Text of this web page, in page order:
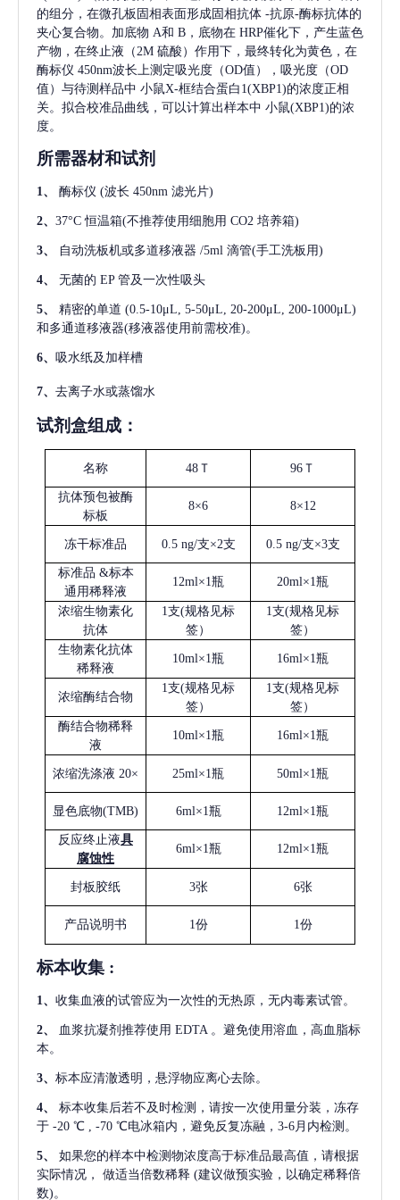
的组分，在微孔板固相表面形成固相抗体 -抗原-酶标抗体的
夹心复合物。加底物 A和 B，底物在 HRP催化下，产生蓝色
产物，在终止液（2M 硫酸）作用下，最终转化为黄色，在
酶标仪 450nm波长上测定吸光度（OD值），吸光度（OD
值）与待测样品中 小鼠X-框结合蛋白1(XBP1)的浓度正相
关。拟合校准品曲线，可以计算出样本中 小鼠(XBP1)的浓
度。
所需器材和试剂
1、 酶标仪 (波长 450nm 滤光片)
2、 37°C 恒温箱(不推荐使用细胞用 CO2 培养箱)
3、 自动洗板机或多道移液器 /5ml 滴管(手工洗板用)
4、 无菌的 EP 管及一次性吸头
5、 精密的单道 (0.5-10μL, 5-50μL, 20-200μL, 200-1000μL)
和多通道移液器(移液器使用前需校准)。
6、 吸水纸及加样槽
7、 去离子水或蒸馏水
试剂盒组成：
名称 48Ｔ 96Ｔ
抗体预包被酶
标板
8×6 8×12
冻干标准品 0.5 ng/支×2支 0.5 ng/支×3支
标准品 &标本
通用稀释液
12ml×1瓶 20ml×1瓶
浓缩生物素化
抗体
1支(规格见标
签）
1支(规格见标
签）
生物素化抗体
稀释液
10ml×1瓶 16ml×1瓶
浓缩酶结合物
1支(规格见标
签）
1支(规格见标
签）
酶结合物稀释
液
10ml×1瓶 16ml×1瓶
浓缩洗涤液 20× 25ml×1瓶 50ml×1瓶
显色底物(TMB) 6ml×1瓶 12ml×1瓶
反应终止液具
腐蚀性
6ml×1瓶 12ml×1瓶
封板胶纸 3张 6张
产品说明书 1份 1份
标本收集 :
1 、 收集血液的试管应为一次性的无热原，无内毒素试管。
2、 血浆抗凝剂推荐使用 EDTA 。避免使用溶血，高血脂标
本。
3、 标本应清澈透明，悬浮物应离心去除。
4、
标本收集后若不及时检测，请按一次使用量分装，冻存
于 -20 ℃ , -70 ℃电冰箱内，避免反复冻融，3-6月内检测。
5、
如果您的样本中检测物浓度高于标准品最高值，请根据
实际情况，
做适当倍数稀释 (建议做预实验，以确定稀释倍
数)。